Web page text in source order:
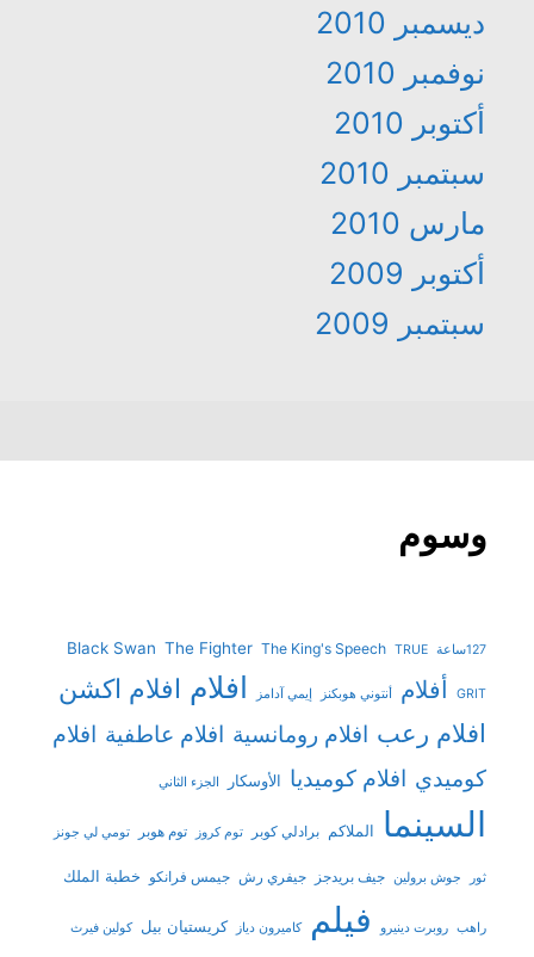
ديسمبر 2010
نوفمبر 2010
أكتوبر 2010
سبتمبر 2010
مارس 2010
أكتوبر 2009
سبتمبر 2009
وسوم
127ساعة Black Swan The Fighter The King's Speech TRUE
GRIT أفلام أنتوني هوبكنز إيمي آدامز افلام افلام اكشن
افلام رعب افلام رومانسية افلام عاطفية افلام
كوميدي افلام كوميديا الأوسكار الجزء الثاني
السينما الملاكم برادلي كوبر توم كروز توم هوبر تومي لي جونز
ثور جوش برولين جيف بريدجز جيفري رش جيمس فرانكو خطبة الملك
راهب روبرت دينيرو فيلم كاميرون دياز كريستيان بيل كولين فيرث